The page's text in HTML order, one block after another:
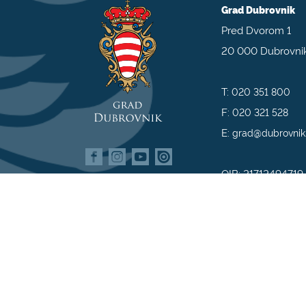
Grad Dubrovnik
Pred Dvorom 1
20 000
T:020 351 800
F:020 321 528
E:
OIB: 21712494719